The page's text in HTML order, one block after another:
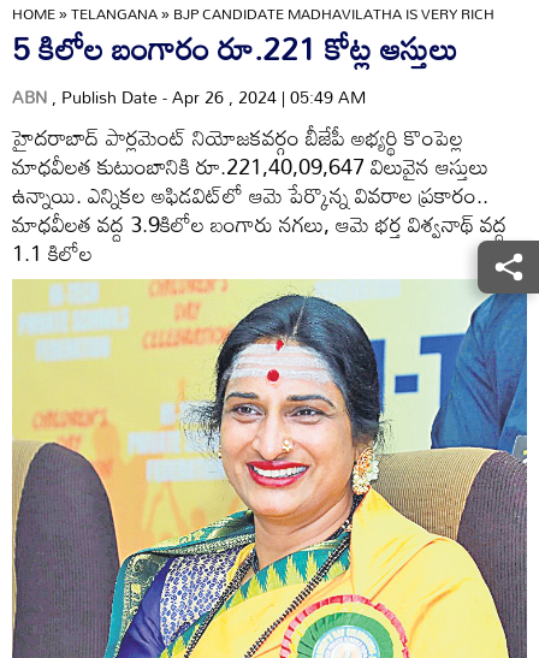
HOME»TELANGANA»BJP CANDIDATE MADHAVILATHA IS VERY RICH
5 కిలోల బంగారం రూ.221 కోట్ల ఆస్తులు
ABN, Publish Date - Apr 26 , 2024 | 05:49 AM
హైదరాబాద్‌ పార్లమెంట్‌ నియోజకవర్గం బీజేపీ అభ్యర్థి కొంపెల్ల
మాధవీలత కుటుంబానికి రూ.221,40,09,647 విలువైన ఆస్తులు
ఉన్నాయి. ఎన్నికల అఫిడవిట్‌లో ఆమె పేర్కొన్న వివరాల ప్రకారం..
మాధవీలత వద్ద 3.9కిలోల బంగారు నగలు, ఆమె భర్త విశ్వనాథ్‌ వద్ద
1.1 కిలోల